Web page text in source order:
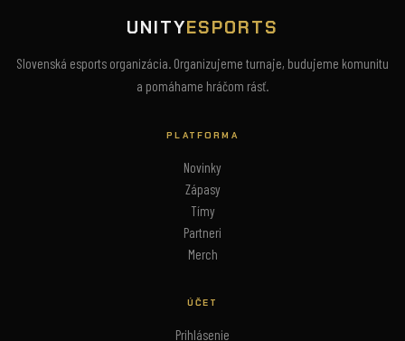
UNITYESPORTS
Slovenská esports organizácia. Organizujeme turnaje, budujeme komunitu
a pomáhame hráčom rásť.
PLATFORMA
Novinky
Zápasy
Tímy
Partneri
Merch
ÚČET
Prihlásenie